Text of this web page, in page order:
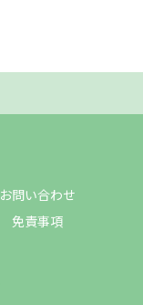
お問い合わせ
免責事項